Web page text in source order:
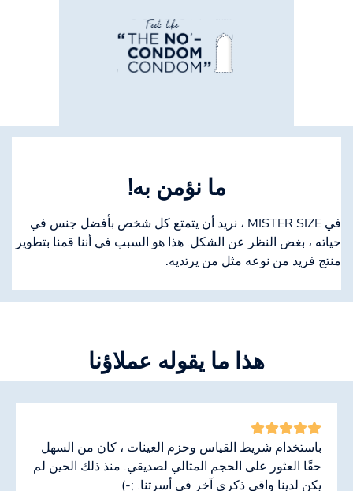
ما نؤمن به!
في MISTER SIZE ، نريد أن يتمتع كل شخص بأفضل جنس في
حياته ، بغض النظر عن الشكل. هذا هو السبب في أننا قمنا بتطوير
منتج فريد من نوعه مثل من يرتديه.
هذا ما يقوله عملاؤنا
باستخدام شريط القياس وحزم العينات ، كان من السهل
حقًا العثور على الحجم المثالي لصديقي. منذ ذلك الحين لم
يكن لدينا واقي ذكري آخر في أسرتنا. ;-)